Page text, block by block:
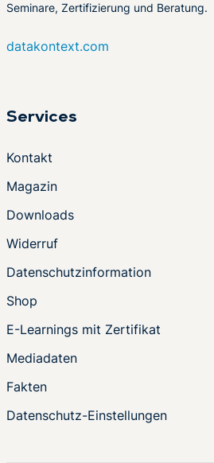
Seminare, Zertifizierung und Beratung.
datakontext.com
Services
Kontakt
Magazin
Downloads
Widerruf
Datenschutzinformation
Shop
E-Learnings mit Zertifikat
Mediadaten
Fakten
Datenschutz-Einstellungen